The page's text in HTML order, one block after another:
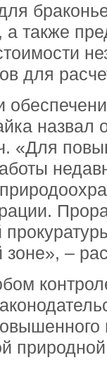
а также
для
назвал
«Для
–